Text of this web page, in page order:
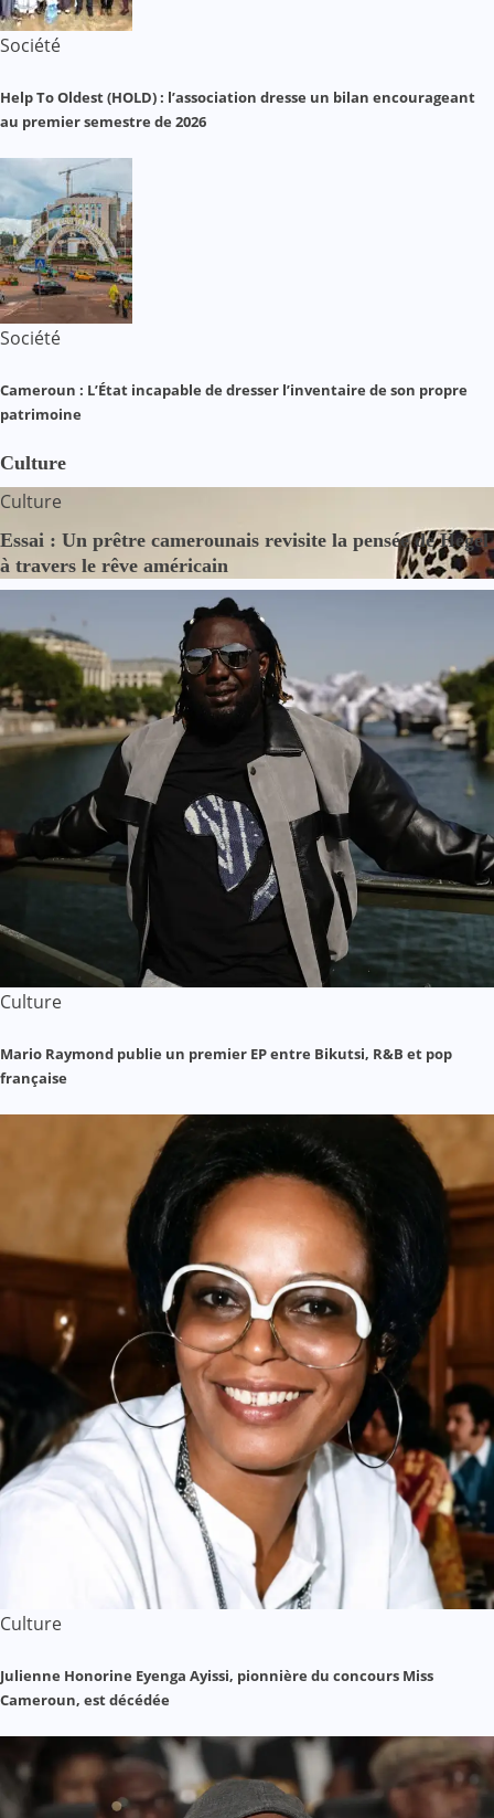
Société
Help To Oldest (HOLD) : l’association dresse un bilan encourageant
au premier semestre de 2026
Société
Cameroun : L’État incapable de dresser l’inventaire de son propre
patrimoine
Culture
Culture
Essai : Un prêtre camerounais revisite la pensée de Hegel
à travers le rêve américain
Culture
Mario Raymond publie un premier EP entre Bikutsi, R&B et pop
française
Culture
Julienne Honorine Eyenga Ayissi, pionnière du concours Miss
Cameroun, est décédée